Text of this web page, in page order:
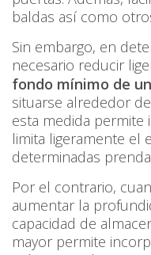
baldas así como
Sin embargo, en
necesario reducir
fondo mínimo de
situarse alrededor
esta medida permite
limita ligeramente el
determinadas
Por el contrario,
aumentar la
capacidad de
mayor permite